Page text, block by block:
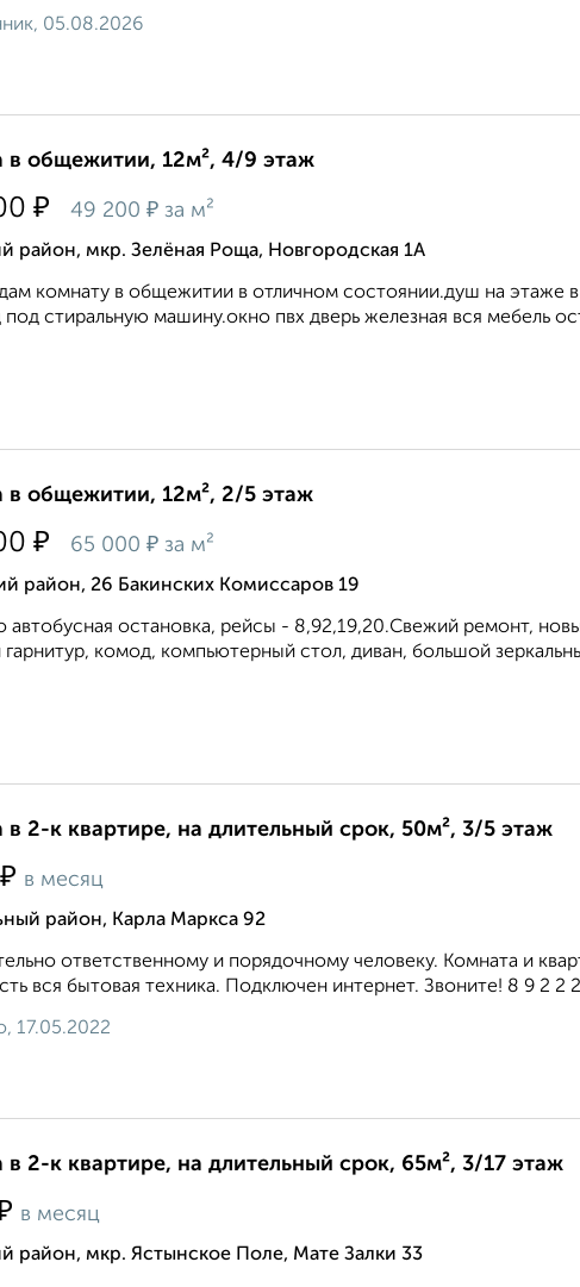
05.08.2026
в общежитии, 12м², 4/9 этаж
₽ 49 200 ₽ за м²
район, мкр. Зелёная Роща, Новгородская 1А
комнату в общежитии в отличном состоянии.душ на этаже в
под стиральную машину.окно пвх дверь железная вся мебель
в общежитии, 12м², 2/5 этаж
₽ 65 000 ₽ за м²
район, 26 Бакинских Комиссаров 19
автобусная остановка, рейсы - 8,92,19,20.Свежий ремонт,
гарнитур, комод, компьютерный стол, диван, большой
в 2-к квартире, на длительный срок, 50м², 3/5 этаж
₽ в месяц
район, Карла Маркса 92
ответственному и порядочному человеку. Комната и
вся бытовая техника. Подключен интернет. Звоните! 8 9 2 2
17.05.2022
в 2-к квартире, на длительный срок, 65м², 3/17 этаж
в месяц
район, мкр. Ястынское Поле, Мате Залки 33